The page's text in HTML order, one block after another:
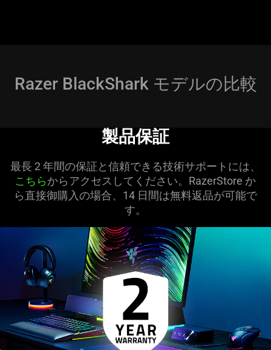
Razer BlackShark モデルの比較
製品保証
最長 2 年間の保証と信頼できる技術サポートには、
こちらからアクセスしてください。RazerStore か
ら直接御購入の場合、14 日間は無料返品が可能で
す。